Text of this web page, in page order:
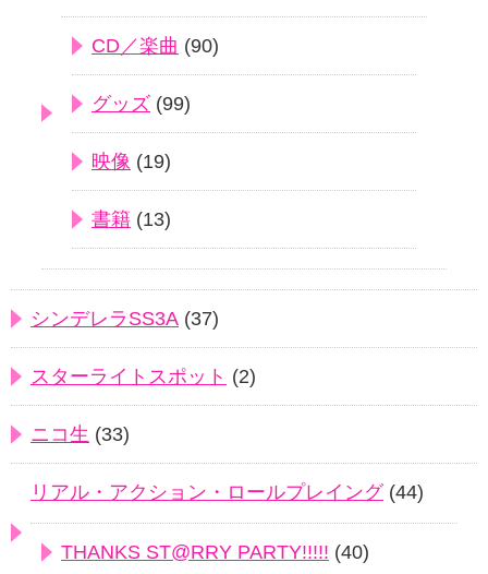
CD／楽曲 (90)
グッズ (99)
映像 (19)
書籍 (13)
シンデレラSS3A (37)
スターライトスポット (2)
ニコ生 (33)
リアル・アクション・ロールプレイング(44)
THANKS ST@RRY PARTY!!!!! (40)